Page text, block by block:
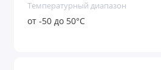
Температурный диапазон
от -50 до 50°С